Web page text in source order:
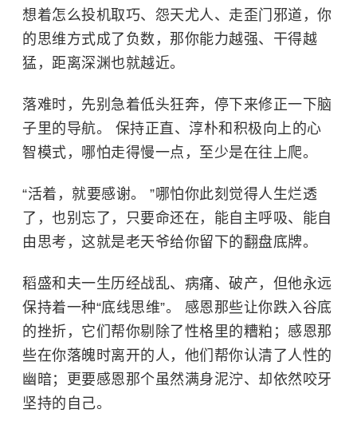
想着怎么投机取巧、怨天尤人、走歪门邪道，你
的思维方式成了负数，那你能力越强、干得越
猛，距离深渊也就越近。
落难时，先别急着低头狂奔，停下来修正一下脑
子里的导航。 保持正直、淳朴和积极向上的心
智模式，哪怕走得慢一点，至少是在往上爬。
“活着，就要感谢。 ”哪怕你此刻觉得人生烂透
了，也别忘了，只要命还在，能自主呼吸、能自
由思考，这就是老天爷给你留下的翻盘底牌。
稻盛和夫一生历经战乱、病痛、破产，但他永远
保持着一种“底线思维”。 感恩那些让你跌入谷底
的挫折，它们帮你剔除了性格里的糟粕；感恩那
些在你落魄时离开的人，他们帮你认清了人性的
幽暗；更要感恩那个虽然满身泥泞、却依然咬牙
坚持的自己。